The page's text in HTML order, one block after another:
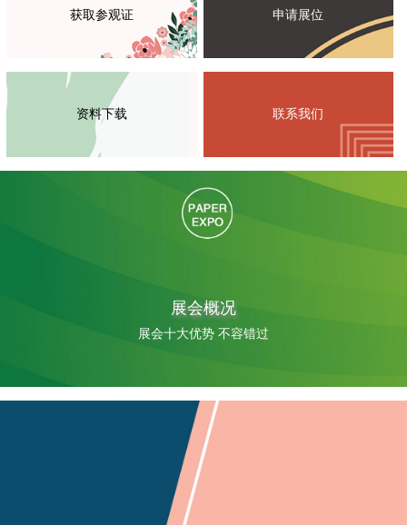
获取参观证 申请展位
资料下载 联系我们
展会概况
展会十大优势 不容错过